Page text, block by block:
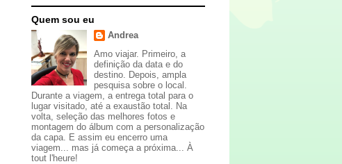
Quem sou eu
Andrea
Amo viajar. Primeiro, a
definição da data e do
destino. Depois, ampla
pesquisa sobre o local.
Durante a viagem, a entrega total para o
lugar visitado, até a exaustão total. Na
volta, seleção das melhores fotos e
montagem do álbum com a personalização
da capa. E assim eu encerro uma
viagem... mas já começa a próxima... À
tout l'heure!